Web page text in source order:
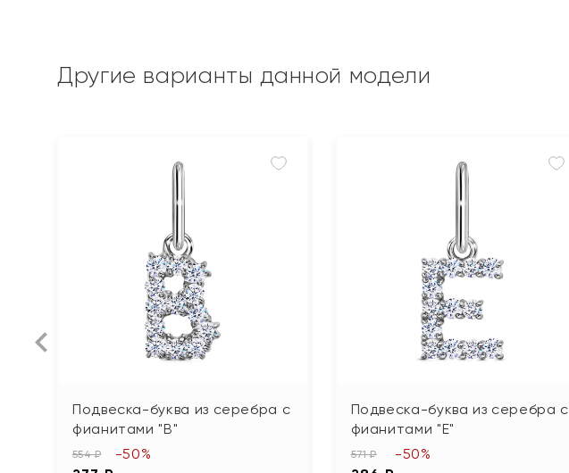
Другие варианты данной модели
Подвеска-буква из серебра с
фианитами "В"
554 ₽ -50%
Подвеска-буква из серебра с
фианитами "Е"
571 ₽ -50%